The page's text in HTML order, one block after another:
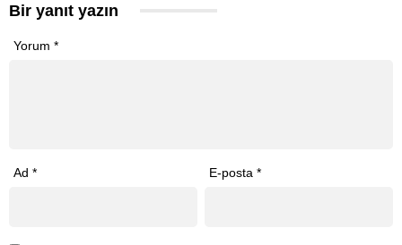
Bir yanıt yazın
Yorum *
Ad * E-posta*